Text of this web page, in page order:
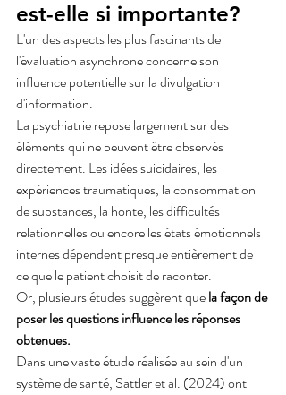
est-elle si importante?
L'un des aspects les plus fascinants de
l'évaluation asynchrone concerne son
influence potentielle sur la divulgation
d'information.
La psychiatrie repose largement sur des
éléments qui ne peuvent être observés
directement. Les idées suicidaires, les
expériences traumatiques, la consommation
de substances, la honte, les difficultés
relationnelles ou encore les états émotionnels
internes dépendent presque entièrement de
ce que le patient choisit de raconter.
Or, plusieurs études suggèrent que la façon de
poser les questions influence les réponses
obtenues.
Dans une vaste étude réalisée au sein d'un
système de santé, Sattler et al. (2024) ont